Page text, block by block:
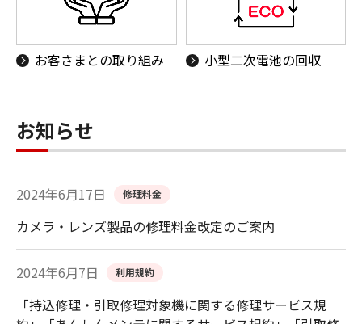
お客さまとの取り組み 小型二次電池の回収
お知らせ
2024年6月17日 修理料金
カメラ・レンズ製品の修理料金改定のご案内
2024年6月7日 利用規約
「持込修理・引取修理対象機に関する修理サービス規